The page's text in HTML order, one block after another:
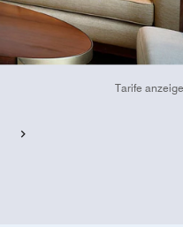
Tarife